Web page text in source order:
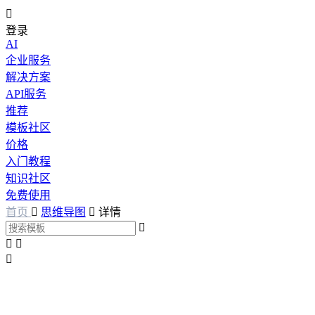

登录
AI
企业服务
解决方案
API服务
推荐
模板社区
价格
入门教程
知识社区
免费使用
首页  思维导图  详情

 
